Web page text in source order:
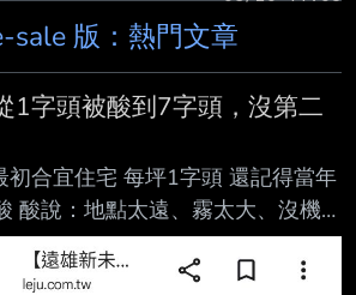
sale 版：熱門文章
1字頭被酸到7字頭，沒第二
初合宜住宅 每坪1字頭 還記得當年
酸說：地點太遠、霧太大、沒機
星巴克撤離換路易莎 被酸沒星
雄新未來被酸2字頭太貴 文青學區2